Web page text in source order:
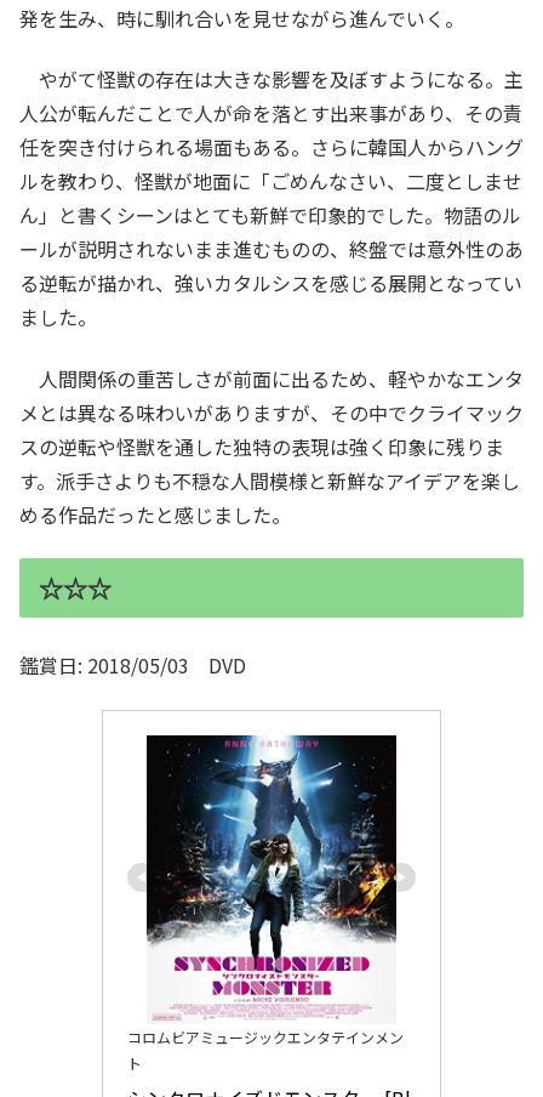
発を生み、時に馴れ合いを見せながら進んでいく。
やがて怪獣の存在は大きな影響を及ぼすようになる。主
人公が転んだことで人が命を落とす出来事があり、その責
任を突き付けられる場面もある。さらに韓国人からハング
ルを教わり、怪獣が地面に「ごめんなさい、二度としませ
ん」と書くシーンはとても新鮮で印象的でした。物語のル
ールが説明されないまま進むものの、終盤では意外性のあ
る逆転が描かれ、強いカタルシスを感じる展開となってい
ました。
人間関係の重苦しさが前面に出るため、軽やかなエンタ
メとは異なる味わいがありますが、その中でクライマック
スの逆転や怪獣を通した独特の表現は強く印象に残りま
す。派手さよりも不穏な人間模様と新鮮なアイデアを楽し
める作品だったと感じました。
☆☆☆
鑑賞日: 2018/05/03 DVD
コロムビアミュージックエンタテインメン
ト